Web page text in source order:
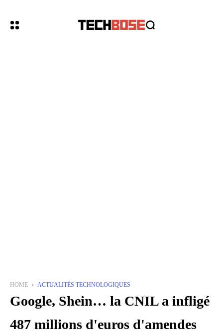
HOME ACTUALITÉS TECHNOLOGIQUES
Google, Shein… la CNIL a infligé
487 millions d'euros d'amendes